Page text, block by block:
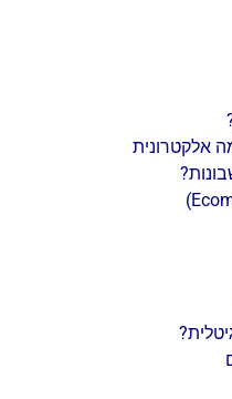
אלקטרונית